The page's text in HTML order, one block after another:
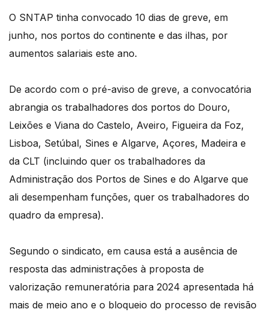
O SNTAP tinha convocado 10 dias de greve, em
junho, nos portos do continente e das ilhas, por
aumentos salariais este ano.
De acordo com o pré-aviso de greve, a convocatória
abrangia os trabalhadores dos portos do Douro,
Leixões e Viana do Castelo, Aveiro, Figueira da Foz,
Lisboa, Setúbal, Sines e Algarve, Açores, Madeira e
da CLT (incluindo quer os trabalhadores da
Administração dos Portos de Sines e do Algarve que
ali desempenham funções, quer os trabalhadores do
quadro da empresa).
Segundo o sindicato, em causa está a ausência de
resposta das administrações à proposta de
valorização remuneratória para 2024 apresentada há
mais de meio ano e o bloqueio do processo de revisão